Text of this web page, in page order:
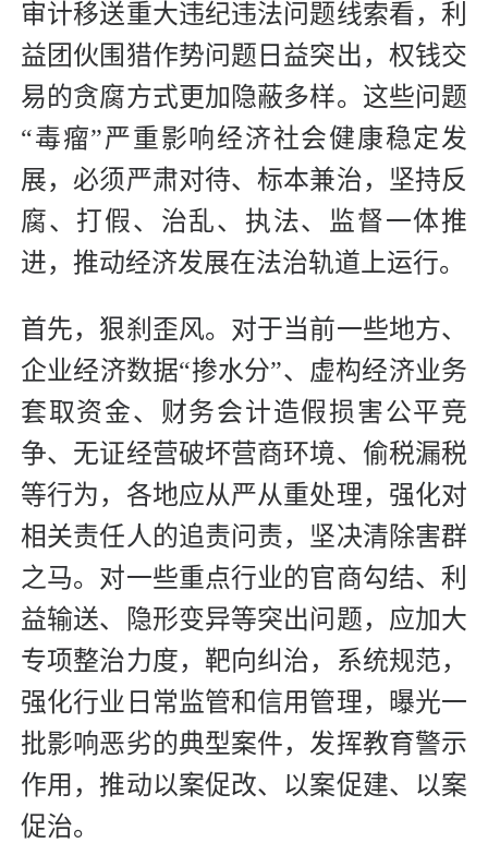
审计移送重大违纪违法问题线索看，利
益团伙围猎作势问题日益突出，权钱交
易的贪腐方式更加隐蔽多样。这些问题
“毒瘤”严重影响经济社会健康稳定发
展，必须严肃对待、标本兼治，坚持反
腐、打假、治乱、执法、监督一体推
进，推动经济发展在法治轨道上运行。
首先，狠刹歪风。对于当前一些地方、
企业经济数据“掺水分”、虚构经济业务
套取资金、财务会计造假损害公平竞
争、无证经营破坏营商环境、偷税漏税
等行为，各地应从严从重处理，强化对
相关责任人的追责问责，坚决清除害群
之马。对一些重点行业的官商勾结、利
益输送、隐形变异等突出问题，应加大
专项整治力度，靶向纠治，系统规范，
强化行业日常监管和信用管理，曝光一
批影响恶劣的典型案件，发挥教育警示
作用，推动以案促改、以案促建、以案
促治。